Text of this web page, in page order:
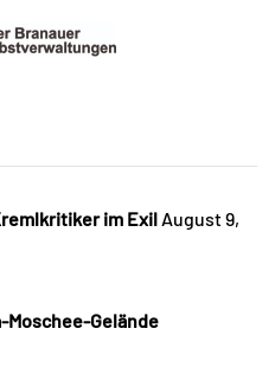
im Exil August 9,
Moschee-Gelände